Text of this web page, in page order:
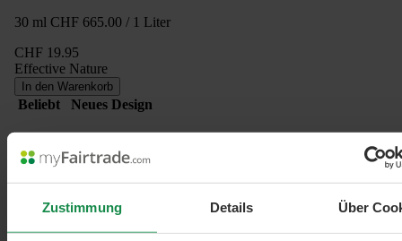
Zustimmung Details Über
30 ml CHF 665.00 / 1 Liter
CHF 19.95
Effective Nature
In den Warenkorb
Beliebt Neues Design